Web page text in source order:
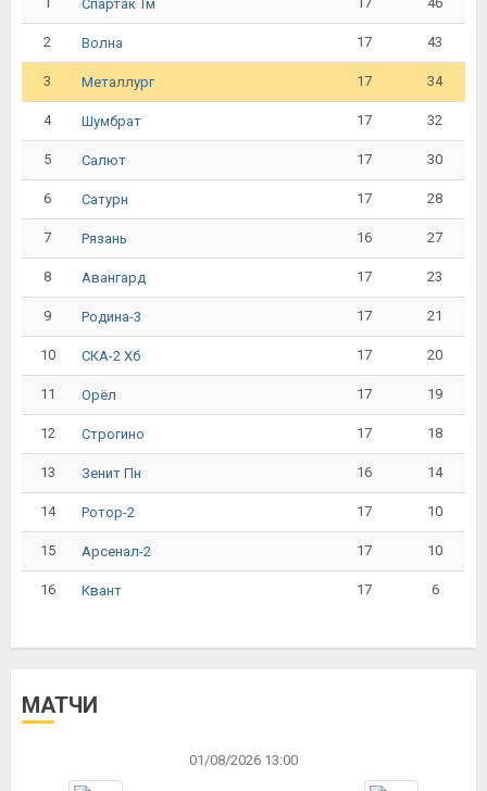
Спартак Тм
2 Волна 17 43
3 Металлург 17 34
4 Шумбрат 17 32
5 Салют 17 30
6 Сатурн 17 28
7 Рязань 16 27
8 Авангард 17 23
9 Родина-3 17 21
10 СКА-2 Хб 17 20
11 Орёл 17 19
12 Строгино 17 18
13 Зенит Пн 16 14
14 Ротор-2 17 10
15 Арсенал-2 17 10
16 Квант 17 6
МАТЧИ
01/08/2026 13:00